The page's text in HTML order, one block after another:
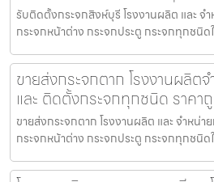
รับติดตั้งกระจกสิงห์บุรี โรงงานผลิต และ จ
กระจกหน้าต่าง กระจกประตู กระจกทุกชนิด
ขายส่งกระจกตาก โรงงานผลิต
และ ติดตั้งกระจกทุกชนิด ราคา
ขายส่งกระจกตาก โรงงานผลิต และ จำหน่า
กระจกหน้าต่าง กระจกประตู กระจกทุกชนิด